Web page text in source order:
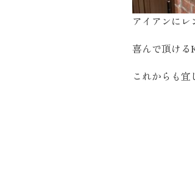
よくある質問
近代ホーム公式LINE
アイアンにレ
喜んで頂ける
これからも宜